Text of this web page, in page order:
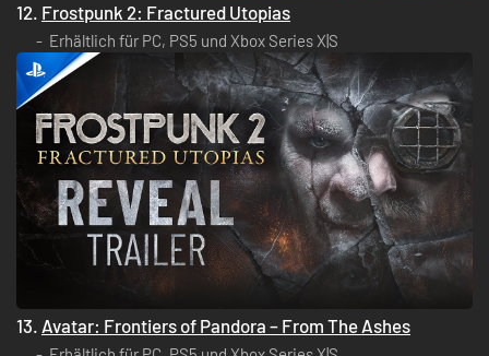
12. Frostpunk 2: Fractured Utopias
Erhältlich für PC, PS5 und Xbox Series X|S
13. Avatar: Frontiers of Pandora – From The Ashes